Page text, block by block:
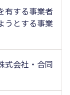
有する事業者
うとする事業
式会社・合同